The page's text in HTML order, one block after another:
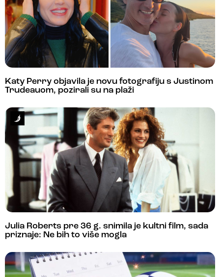
Katy Perry objavila je novu fotografiju s Justinom
Trudeauom, pozirali su na plaži
Julia Roberts pre 36 g. snimila je kultni film, sada
priznaje: Ne bih to više mogla